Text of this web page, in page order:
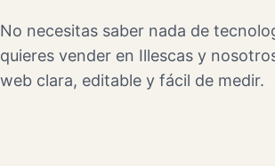
No necesitas saber nada de
quieres vender en Illescas y
web clara, editable y fácil de medir.